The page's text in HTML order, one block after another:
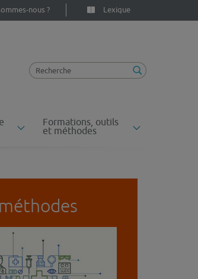
Lexique
nous ?
Formations, outils
et méthodes